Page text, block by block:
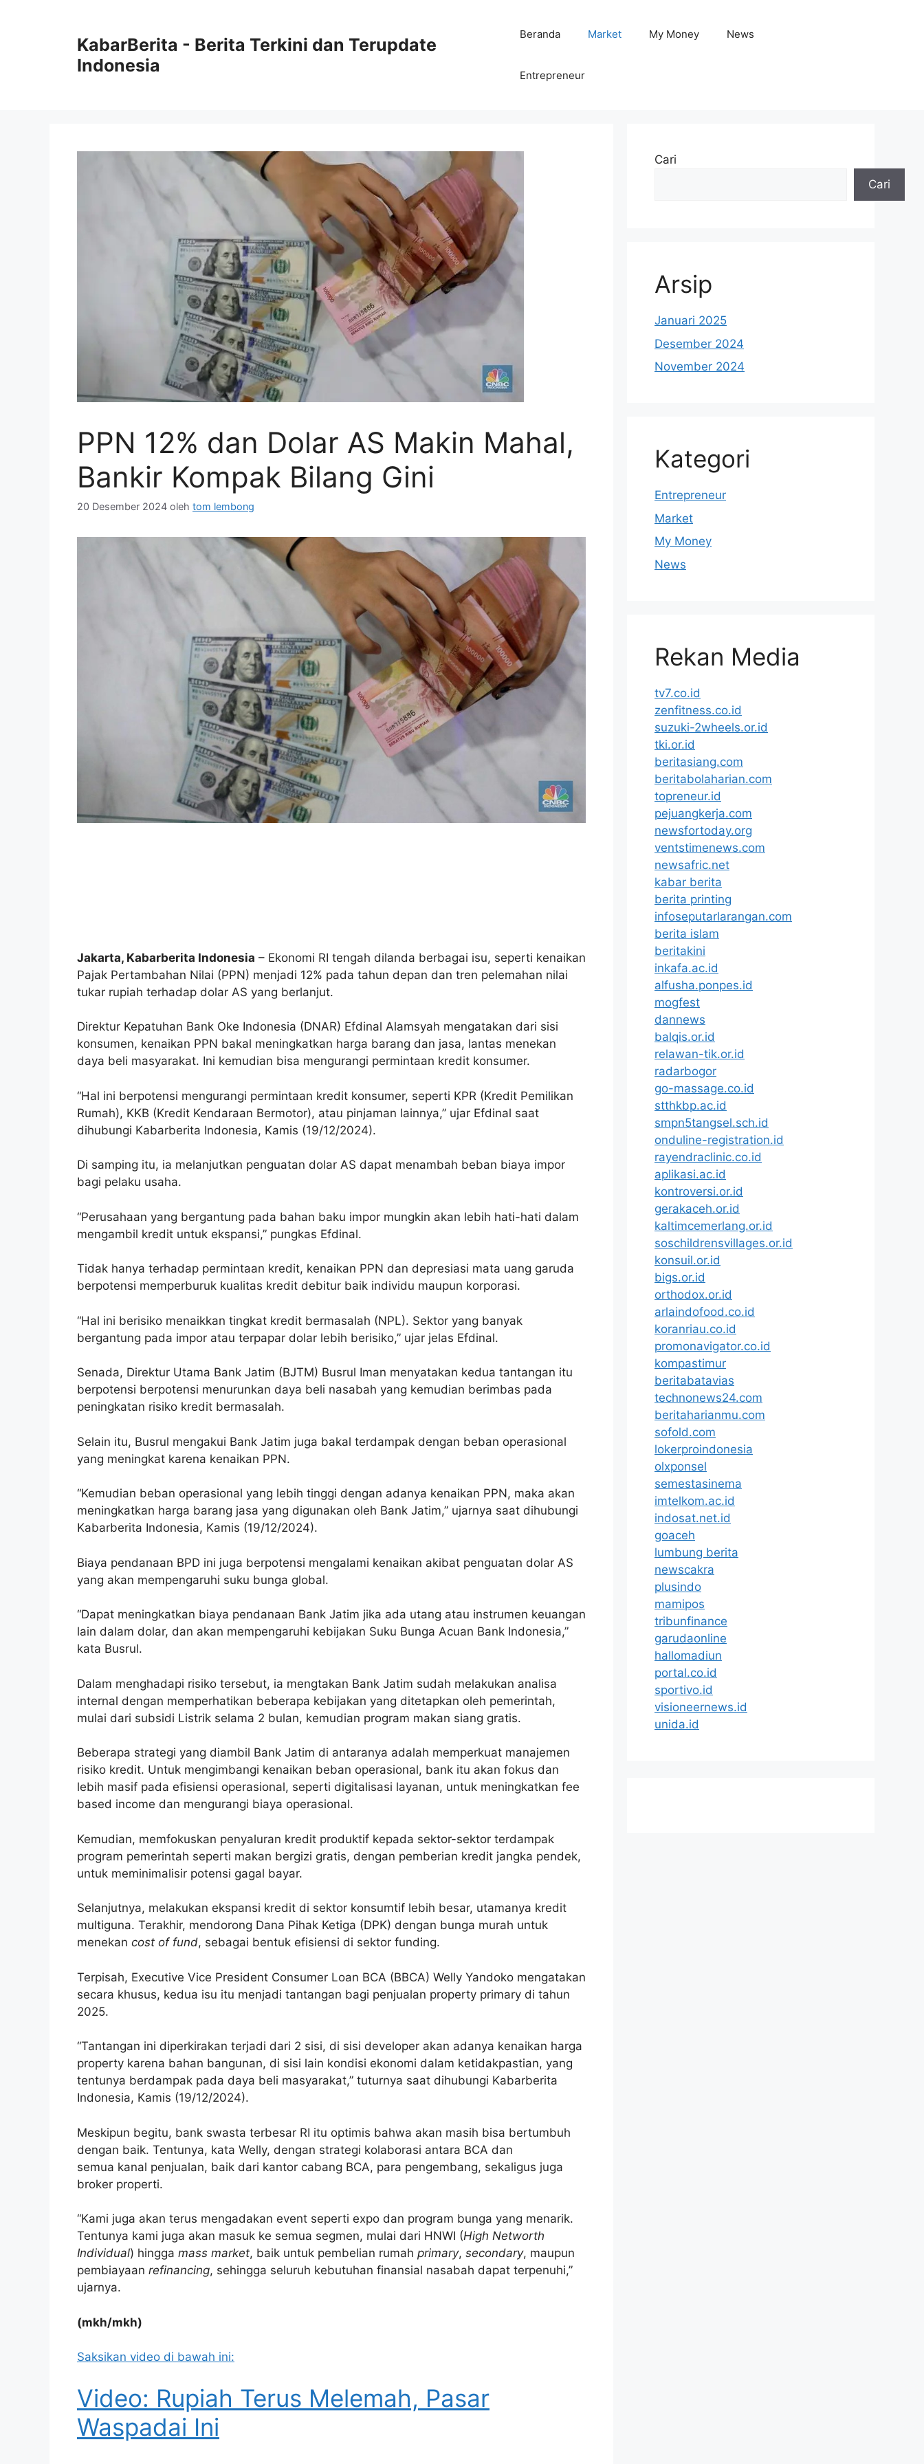
KabarBerita - Berita Terkini dan Terupdate
Indonesia
Beranda Market My Money News
Entrepreneur
PPN 12% dan Dolar AS Makin Mahal,
Bankir Kompak Bilang Gini
20 Desember 2024 oleh tom lembong
Jakarta, Kabarberita Indonesia – Ekonomi RI tengah dilanda berbagai isu, seperti kenaikan
Pajak Pertambahan Nilai (PPN) menjadi 12% pada tahun depan dan tren pelemahan nilai
tukar rupiah terhadap dolar AS yang berlanjut.
Direktur Kepatuhan Bank Oke Indonesia (DNAR) Efdinal Alamsyah mengatakan dari sisi
konsumen, kenaikan PPN bakal meningkatkan harga barang dan jasa, lantas menekan
daya beli masyarakat. Ini kemudian bisa mengurangi permintaan kredit konsumer.
“Hal ini berpotensi mengurangi permintaan kredit konsumer, seperti KPR (Kredit Pemilikan
Rumah), KKB (Kredit Kendaraan Bermotor), atau pinjaman lainnya,” ujar Efdinal saat
dihubungi Kabarberita Indonesia, Kamis (19/12/2024).
Di samping itu, ia melanjutkan penguatan dolar AS dapat menambah beban biaya impor
bagi pelaku usaha.
“Perusahaan yang bergantung pada bahan baku impor mungkin akan lebih hati-hati dalam
mengambil kredit untuk ekspansi,” pungkas Efdinal.
Tidak hanya terhadap permintaan kredit, kenaikan PPN dan depresiasi mata uang garuda
berpotensi memperburuk kualitas kredit debitur baik individu maupun korporasi.
“Hal ini berisiko menaikkan tingkat kredit bermasalah (NPL). Sektor yang banyak
bergantung pada impor atau terpapar dolar lebih berisiko,” ujar jelas Efdinal.
Senada, Direktur Utama Bank Jatim (BJTM) Busrul Iman menyatakan kedua tantangan itu
berpotensi berpotensi menurunkan daya beli nasabah yang kemudian berimbas pada
peningkatan risiko kredit bermasalah.
Selain itu, Busrul mengakui Bank Jatim juga bakal terdampak dengan beban operasional
yang meningkat karena kenaikan PPN.
“Kemudian beban operasional yang lebih tinggi dengan adanya kenaikan PPN, maka akan
meningkatkan harga barang jasa yang digunakan oleh Bank Jatim,” ujarnya saat dihubungi
Kabarberita Indonesia, Kamis (19/12/2024).
Biaya pendanaan BPD ini juga berpotensi mengalami kenaikan akibat penguatan dolar AS
yang akan mempengaruhi suku bunga global.
“Dapat meningkatkan biaya pendanaan Bank Jatim jika ada utang atau instrumen keuangan
lain dalam dolar, dan akan mempengaruhi kebijakan Suku Bunga Acuan Bank Indonesia,”
kata Busrul.
Dalam menghadapi risiko tersebut, ia mengtakan Bank Jatim sudah melakukan analisa
internal dengan memperhatikan beberapa kebijakan yang ditetapkan oleh pemerintah,
mulai dari subsidi Listrik selama 2 bulan, kemudian program makan siang gratis.
Beberapa strategi yang diambil Bank Jatim di antaranya adalah memperkuat manajemen
risiko kredit. Untuk mengimbangi kenaikan beban operasional, bank itu akan fokus dan
lebih masif pada efisiensi operasional, seperti digitalisasi layanan, untuk meningkatkan fee
based income dan mengurangi biaya operasional.
Kemudian, memfokuskan penyaluran kredit produktif kepada sektor-sektor terdampak
program pemerintah seperti makan bergizi gratis, dengan pemberian kredit jangka pendek,
untuk meminimalisir potensi gagal bayar.
Selanjutnya, melakukan ekspansi kredit di sektor konsumtif lebih besar, utamanya kredit
multiguna. Terakhir, mendorong Dana Pihak Ketiga (DPK) dengan bunga murah untuk
menekan cost of fund, sebagai bentuk efisiensi di sektor funding.
Terpisah, Executive Vice President Consumer Loan BCA (BBCA) Welly Yandoko mengatakan
secara khusus, kedua isu itu menjadi tantangan bagi penjualan property primary di tahun
2025.
“Tantangan ini diperkirakan terjadi dari 2 sisi, di sisi developer akan adanya kenaikan harga
property karena bahan bangunan, di sisi lain kondisi ekonomi dalam ketidakpastian, yang
tentunya berdampak pada daya beli masyarakat,” tuturnya saat dihubungi Kabarberita
Indonesia, Kamis (19/12/2024).
Meskipun begitu, bank swasta terbesar RI itu optimis bahwa akan masih bisa bertumbuh
dengan baik. Tentunya, kata Welly, dengan strategi kolaborasi antara BCA dan
semua kanal penjualan, baik dari kantor cabang BCA, para pengembang, sekaligus juga
broker properti.
“Kami juga akan terus mengadakan event seperti expo dan program bunga yang menarik.
Tentunya kami juga akan masuk ke semua segmen, mulai dari HNWI (High Networth
Individual) hingga mass market, baik untuk pembelian rumah primary, secondary, maupun
pembiayaan refinancing, sehingga seluruh kebutuhan finansial nasabah dapat terpenuhi,”
ujarnya.
(mkh/mkh)
Saksikan video di bawah ini:
Video: Rupiah Terus Melemah, Pasar
Waspadai Ini
Cari
Cari
Arsip
Januari 2025
Desember 2024
November 2024
Kategori
Entrepreneur
Market
My Money
News
Rekan Media
tv7.co.id
zenfitness.co.id
suzuki-2wheels.or.id
tki.or.id
beritasiang.com
beritabolaharian.com
topreneur.id
pejuangkerja.com
newsfortoday.org
ventstimenews.com
newsafric.net
kabar berita
berita printing
infoseputarlarangan.com
berita islam
beritakini
inkafa.ac.id
alfusha.ponpes.id
mogfest
dannews
balqis.or.id
relawan-tik.or.id
radarbogor
go-massage.co.id
stthkbp.ac.id
smpn5tangsel.sch.id
onduline-registration.id
rayendraclinic.co.id
aplikasi.ac.id
kontroversi.or.id
gerakaceh.or.id
kaltimcemerlang.or.id
soschildrensvillages.or.id
konsuil.or.id
bigs.or.id
orthodox.or.id
arlaindofood.co.id
koranriau.co.id
promonavigator.co.id
kompastimur
beritabatavias
technonews24.com
beritaharianmu.com
sofold.com
lokerproindonesia
olxponsel
semestasinema
imtelkom.ac.id
indosat.net.id
goaceh
lumbung berita
newscakra
plusindo
mamipos
tribunfinance
garudaonline
hallomadiun
portal.co.id
sportivo.id
visioneernews.id
unida.id